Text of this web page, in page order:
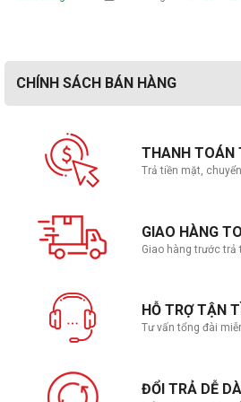
1x USB 3.2 Gen 1
power delivery
2x USB 3.2 Gen 1
Kết nối HDMI/VGA 1x HDMI 1.4
Camera 720p HD camera ;
CHÍNH SÁCH BÁN HÀNG
THANH TOÁN
Trả tiền mặt,
GIAO HÀNG
Giao hàng trước trả
HỖ TRỢ TẬN
Tư vấn tổng đài
ĐỔI TRẢ DỄ